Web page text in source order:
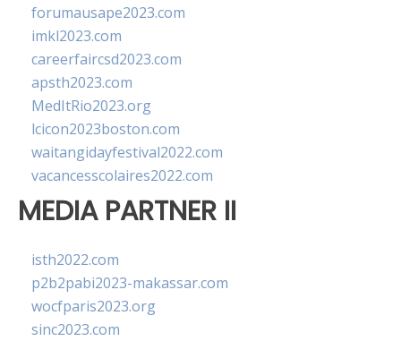
forumausape2023.com
imkl2023.com
careerfaircsd2023.com
apsth2023.com
MedItRio2023.org
lcicon2023boston.com
waitangidayfestival2022.com
vacancesscolaires2022.com
MEDIA PARTNER II
isth2022.com
p2b2pabi2023-makassar.com
wocfparis2023.org
sinc2023.com